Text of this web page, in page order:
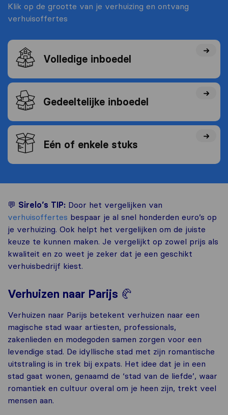
Klik op de grootte van je verhuizing en ontvang
verhuisoffertes
Volledige inboedel
Gedeeltelijke inboedel
Eén of enkele stuks
💬 Sirelo’s TIP: Door het vergelijken van
verhuisoffertes bespaar je al snel honderden euro’s op
je verhuizing. Ook helpt het vergelijken om de juiste
keuze te kunnen maken. Je vergelijkt op zowel prijs als
kwaliteit en zo weet je zeker dat je een geschikt
verhuisbedrijf kiest.
Verhuizen naar Parijs 🥐
Verhuizen naar Parijs betekent verhuizen naar een
magische stad waar artiesten, professionals,
zakenlieden en modegoden samen zorgen voor een
levendige stad. De idyllische stad met zijn romantische
uitstraling is in trek bij expats. Het idee dat je in een
stad gaat wonen, genaamd de ‘stad van de liefde’, waar
romantiek en cultuur overal om je heen zijn, trekt veel
mensen aan.